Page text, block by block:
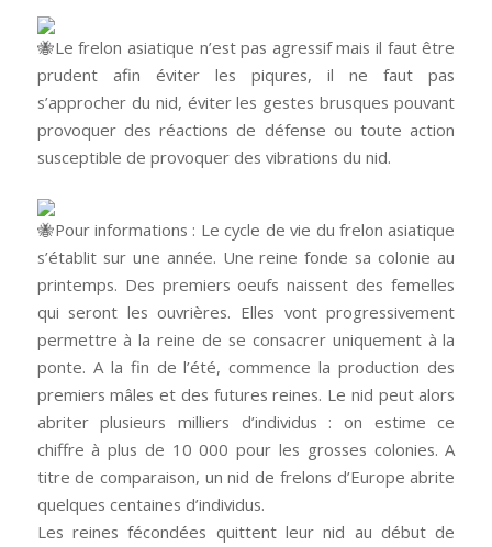
Le frelon asiatique n’est pas agressif mais il faut être
prudent afin éviter les piqures, il ne faut pas
s’approcher du nid, éviter les gestes brusques pouvant
provoquer des réactions de défense ou toute action
susceptible de provoquer des vibrations du nid.
Pour informations : Le cycle de vie du frelon asiatique
s’établit sur une année. Une reine fonde sa colonie au
printemps. Des premiers oeufs naissent des femelles
qui seront les ouvrières. Elles vont progressivement
permettre à la reine de se consacrer uniquement à la
ponte. A la fin de l’été, commence la production des
premiers mâles et des futures reines. Le nid peut alors
abriter plusieurs milliers d’individus : on estime ce
chiffre à plus de 10 000 pour les grosses colonies. A
titre de comparaison, un nid de frelons d’Europe abrite
quelques centaines d’individus.
Les reines fécondées quittent leur nid au début de